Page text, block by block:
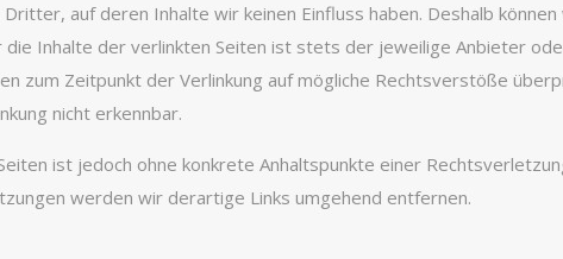
auf deren Inhalte wir keinen Einfluss haben. Deshalb
die Inhalte der verlinkten Seiten ist stets der jeweilige Anbieter
zum Zeitpunkt der Verlinkung auf mögliche Rechtsverstöße
nicht erkennbar.
ist jedoch ohne konkrete Anhaltspunkte einer
werden wir derartige Links umgehend entfernen.